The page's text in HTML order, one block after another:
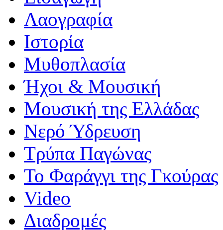
Λαογραφία
Ιστορία
Μυθοπλασία
Ήχοι & Μουσική
Μουσική της Ελλάδας
Νερό Ύδρευση
Τρύπα Παγώνας
Το Φαράγγι της Γκούρας
Video
Διαδρομές